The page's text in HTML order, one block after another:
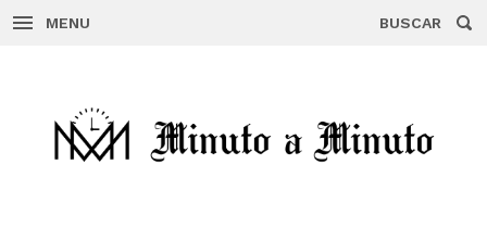
MENU BUSCAR